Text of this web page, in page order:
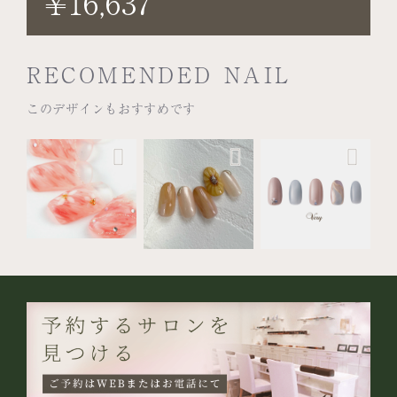
RECOMENDED NAIL
このデザインもおすすめです